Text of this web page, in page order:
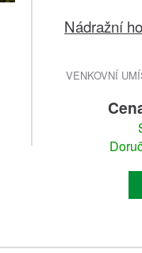
Nádražní
VENKOVNÍ